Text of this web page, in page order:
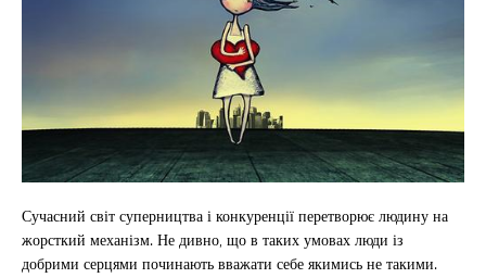
Сучасний світ суперництва і конкуренції перетворює людину на
жорсткий механізм. Не дивно, що в таких умовах люди із
добрими серцями починають вважати себе якимись не такими.